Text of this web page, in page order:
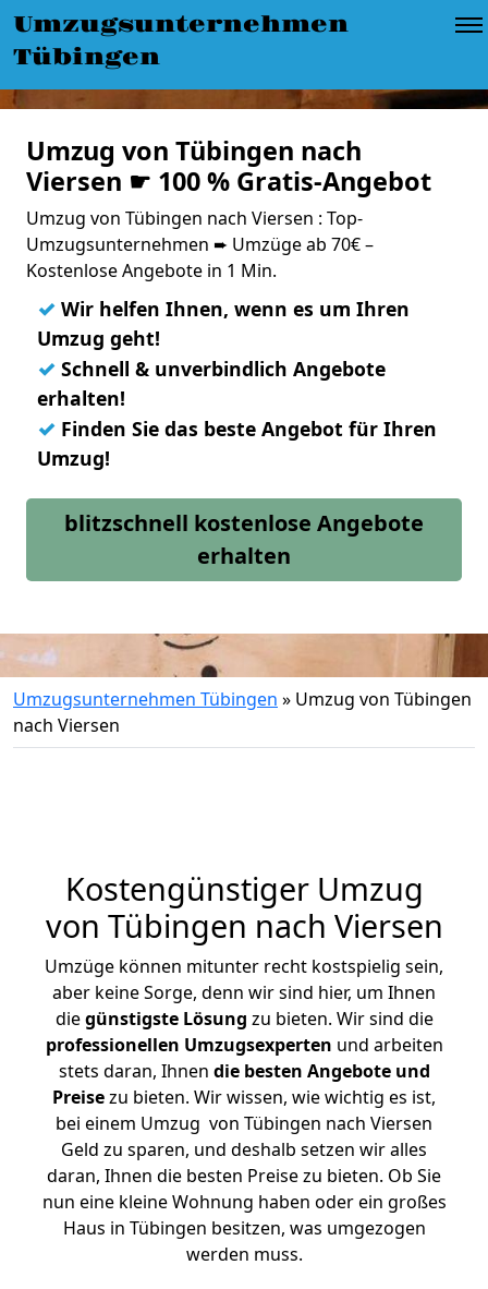
Umzugsunternehmen
Tübingen
Umzug von Tübingen nach
Viersen ☛ 100 % Gratis-Angebot
Umzug von Tübingen nach Viersen : Top-
Umzugsunternehmen ➨ Umzüge ab 70€ –
Kostenlose Angebote in 1 Min.
✓ Wir helfen Ihnen, wenn es um Ihren
Umzug geht!
✓ Schnell & unverbindlich Angebote
erhalten!
✓ Finden Sie das beste Angebot für Ihren
Umzug!
blitzschnell kostenlose Angebote
erhalten
Umzugsunternehmen Tübingen » Umzug von Tübingen
nach Viersen
Kostengünstiger Umzug
von Tübingen nach Viersen
Umzüge können mitunter recht kostspielig sein,
aber keine Sorge, denn wir sind hier, um Ihnen
diegünstigste Lösung zu bieten. Wir sind die
professionellen Umzugsexperten und arbeiten
stets daran, Ihnen die besten Angebote und
Preisezu bieten. Wir wissen, wie wichtig es ist,
bei einem Umzug von Tübingen nach Viersen
Geld zu sparen, und deshalb setzen wir alles
daran, Ihnen die besten Preise zu bieten. Ob Sie
nun eine kleine Wohnung haben oder ein großes
Haus in Tübingen besitzen, was umgezogen
werden muss.